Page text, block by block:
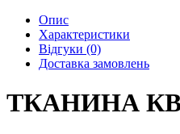
Опис
Характеристики
Відгуки (0)
Доставка замовлень
ТКАНИНА